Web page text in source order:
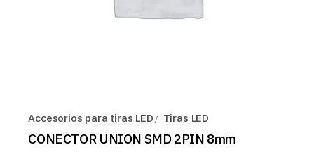
Accesorios para tiras LED Tiras LED
CONECTOR UNION SMD 2PIN 8mm